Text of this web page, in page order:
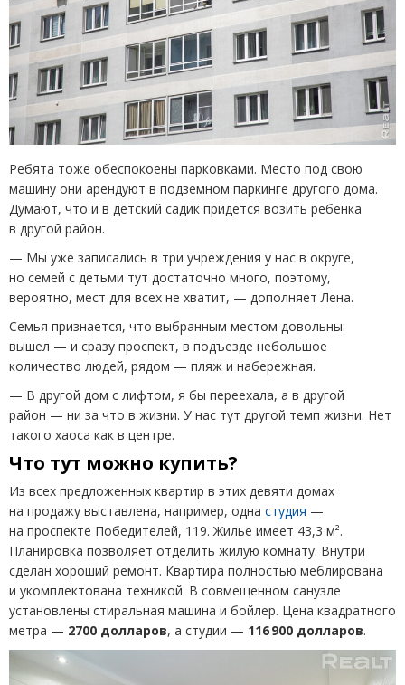
Ребята тоже обеспокоены парковками. Место под свою
машину они арендуют в подземном паркинге другого дома.
Думают, что и в детский садик придется возить ребенка
в другой район.
— Мы уже записались в три учреждения у нас в округе,
но семей с детьми тут достаточно много, поэтому,
вероятно, мест для всех не хватит, — дополняет Лена.
Семья признается, что выбранным местом довольны:
вышел — и сразу проспект, в подъезде небольшое
количество людей, рядом — пляж и набережная.
— В другой дом с лифтом, я бы переехала, а в другой
район — ни за что в жизни. У нас тут другой темп жизни. Нет
такого хаоса как в центре.
Что тут можно купить?
Из всех предложенных квартир в этих девяти домах
на продажу выставлена, например, одна студия —
на проспекте Победителей, 119. Жилье имеет 43,3 м².
Планировка позволяет отделить жилую комнату. Внутри
сделан хороший ремонт. Квартира полностью меблирована
и укомплектована техникой. В совмещенном санузле
установлены стиральная машина и бойлер. Цена квадратного
метра — 2700 долларов, а студии — 116 900 долларов.